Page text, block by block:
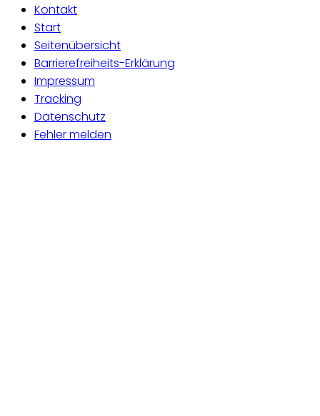
Kontakt
Start
Seitenübersicht
Barrierefreiheits-Erklärung
Impressum
Tracking
Datenschutz
Fehler melden